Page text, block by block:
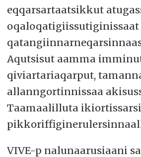
eqqarsartaatsikkut
oqaloqatigiissutiginissaat
Aqutsisut aamma
qiviartariaqarput,
allanngortinnissaa
Taamaalilluta
VIVE-p nalunaarusiaani